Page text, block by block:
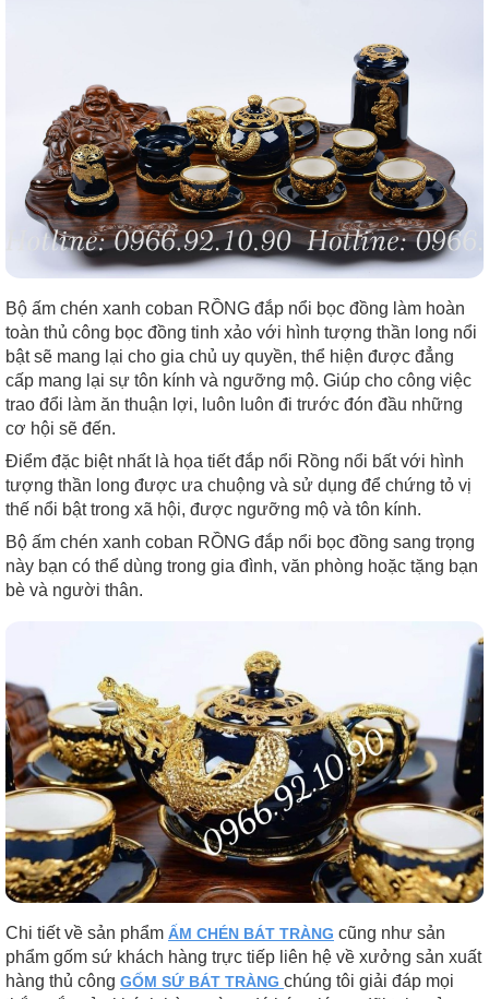
Bộ ấm chén xanh coban RỒNG đắp nổi bọc đồng làm hoàn
toàn thủ công bọc đồng tinh xảo với hình tượng thần long nổi
bật sẽ mang lại cho gia chủ uy quyền, thể hiện được đẳng
cấp mang lại sự tôn kính và ngưỡng mộ. Giúp cho công việc
trao đổi làm ăn thuận lợi, luôn luôn đi trước đón đầu những
cơ hội sẽ đến.
Điểm đặc biệt nhất là họa tiết đắp nổi Rồng nổi bất với hình
tượng thần long được ưa chuộng và sử dụng để chứng tỏ vị
thế nổi bật trong xã hội, được ngưỡng mộ và tôn kính.
Bộ ấm chén xanh coban RỒNG đắp nổi bọc đồng sang trọng
này bạn có thể dùng trong gia đình, văn phòng hoặc tặng bạn
bè và người thân.
Chi tiết về sản phẩm ẤM CHÉN BÁT TRÀNG cũng như sản
phẩm gốm sứ khách hàng trực tiếp liên hệ về xưởng sản xuất
hàng thủ công GỐM SỨ BÁT TRÀNG chúng tôi giải đáp mọi